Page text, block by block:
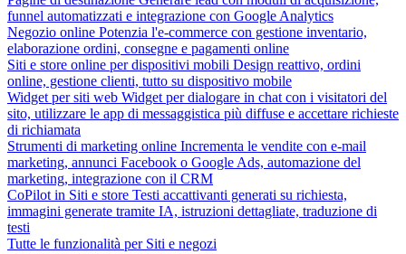
funnel automatizzati e integrazione con Google Analytics
Negozio online Potenzia l'e-commerce con gestione inventario,
elaborazione ordini, consegne e pagamenti online
Siti e store online per dispositivi mobili Design reattivo, ordini
online, gestione clienti, tutto su dispositivo mobile
Widget per siti web Widget per dialogare in chat con i visitatori del
sito, utilizzare le app di messaggistica più diffuse e accettare richieste
di richiamata
Strumenti di marketing online Incrementa le vendite con e-mail
marketing, annunci Facebook o Google Ads, automazione del
marketing, integrazione con il CRM
CoPilot in Siti e store Testi accattivanti generati su richiesta,
immagini generate tramite IA, istruzioni dettagliate, traduzione di
testi
Tutte le funzionalità per Siti e negozi